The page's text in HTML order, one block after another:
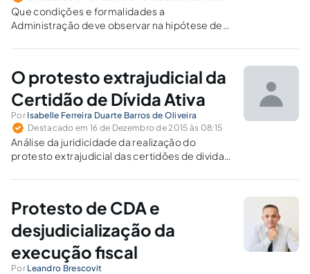
Que condições e formalidades a
Administração deve observar na hipótese de
de Dívida Ativa?
O protesto extrajudicial da
Certidão de Dívida Ativa
Por Isabelle Ferreira Duarte Barros de Oliveira
Destacado em 16 de Dezembro de 2015 às 08:15
Análise da juridicidade da realização do
protesto extrajudicial das certidões de divida
promovida pela Lei nº 12.767/12, bem como das
crédito público.
Protesto de CDA e
desjudicialização da
execução fiscal
Por Leandro Brescovit